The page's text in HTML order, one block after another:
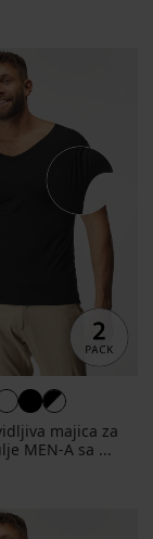
majica za
MEN-A sa ...